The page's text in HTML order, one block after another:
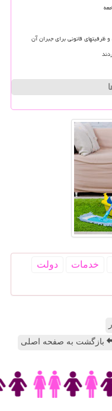
قانونی برای جبران آن
خدمات
دولت
بازگشت به صفحه اصلی